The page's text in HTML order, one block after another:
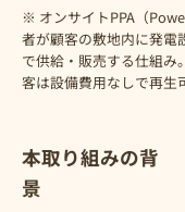
※ オンサイトPPA（
者が顧客の敷地内に発電
で供給・販売する仕組み
客は設備費用なしで再生
本取り組みの背